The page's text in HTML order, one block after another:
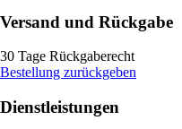
Versand und Rückgabe
30 Tage Rückgaberecht
Bestellung zurückgeben
Dienstleistungen